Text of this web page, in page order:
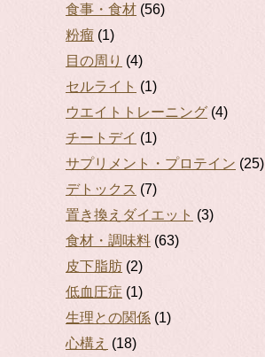
食事・食材 (56)
粉瘤 (1)
目の周り (4)
セルライト (1)
ウエイトトレーニング (4)
チートデイ (1)
サプリメント・プロテイン (25)
デトックス (7)
置き換えダイエット (3)
食材・調味料 (63)
皮下脂肪 (2)
低血圧症 (1)
生理との関係 (1)
心構え (18)